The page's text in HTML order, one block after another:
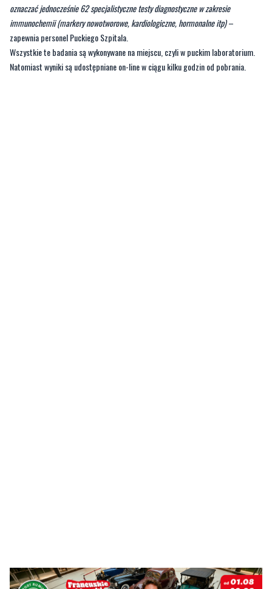
Wszystkie te badania są wykonywane na miejscu, czyli w puckim laboratorium.
Natomiast wyniki są udostępniane on-line w ciągu kilku godzin od pobrania.